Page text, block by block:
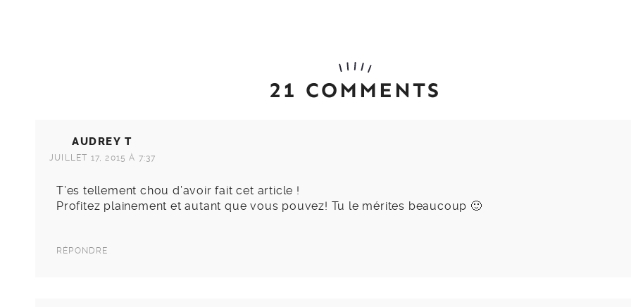
21 COMMENTS
AUDREY T
JUILLET 17, 2015 À 7:37
T’es tellement chou d’avoir fait cet article !
Profitez plainement et autant que vous pouvez! Tu le mérites beaucoup 🙂
RÉPONDRE